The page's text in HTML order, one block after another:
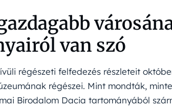
van szó
régészeti felfedezés részleteit
régészei. Mint mondták,
Birodalom Dacia tartományából